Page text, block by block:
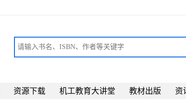
资源下载 机工教育大讲堂 教材出版 资